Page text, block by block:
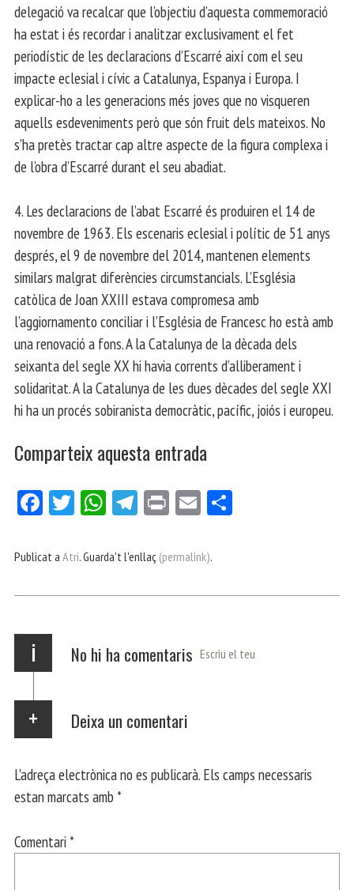
delegació va recalcar que l’objectiu d’aquesta commemoració
ha estat i és recordar i analitzar exclusivament el fet
periodístic de les declaracions d’Escarré així com el seu
impacte eclesial i cívic a Catalunya, Espanya i Europa. I
explicar-ho a les generacions més joves que no visqueren
aquells esdeveniments però que són fruit dels mateixos. No
s’ha pretès tractar cap altre aspecte de la figura complexa i
de l’obra d’Escarré durant el seu abadiat.
4. Les declaracions de l’abat Escarré és produiren el 14 de
novembre de 1963. Els escenaris eclesial i polític de 51 anys
després, el 9 de novembre del 2014, mantenen elements
similars malgrat diferències circumstancials. L’Església
catòlica de Joan XXIII estava compromesa amb
l’aggiornamento conciliar i l’Església de Francesc ho està amb
una renovació a fons. A la Catalunya de la dècada dels
seixanta del segle XX hi havia corrents d’alliberament i
solidaritat. A la Catalunya de les dues dècades del segle XXI
hi ha un procés sobiranista democràtic, pacífic, joiós i europeu.
Comparteix aquesta entrada
Fa
bo
Tw
er
W
ts
p
Te
gr
m
Pri E
ail
ei
Publicat a Atri. Guarda't l'enllaç (permalink).
i No hi ha comentaris Escriu el teu
Deixa un comentari
L'adreça electrònica no es publicarà. Els camps necessaris
estan marcats amb *
Comentari *